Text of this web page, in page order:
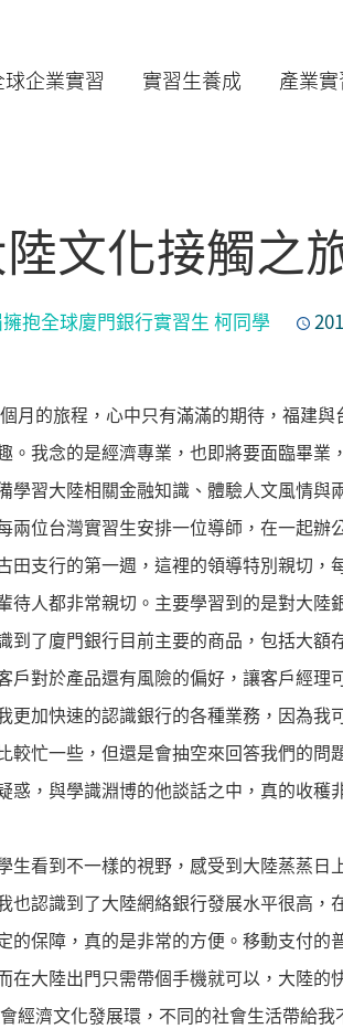
球企業實習 實習生養成 產業
文化接觸之
抱全球廈門銀行實習生 柯同學
月的旅程，心中只有滿滿的期待，福建
。我念的是經濟專業，也即將要面臨畢業
習大陸相關金融知識、體驗人文風情與
位台灣實習生安排一位導師，在一起辦
支行的第一週，這裡的領導特別親切，
人都非常親切。主要學習到的是對大陸
了廈門銀行目前主要的商品，包括大額
對於產品還有風險的偏好，讓客戶經理
加快速的認識銀行的各種業務，因為我
較忙一些，但還是會抽空來回答我們的問
惑，與學識淵博的他談話之中，真的收
生看到不一樣的視野，感受到大陸蒸蒸日
認識到了大陸網絡銀行發展水平很高，
的保障，真的是非常的方便。移動支付的
大陸出門只需帶個手機就可以，大陸的
經濟文化發展環，不同的社會生活帶給我